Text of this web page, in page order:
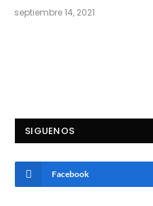
septiembre 14, 2021
SIGUENOS
Facebook